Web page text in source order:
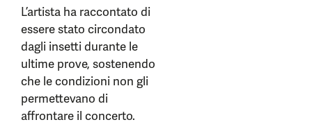
L’artista ha raccontato di
essere stato circondato
dagli insetti durante le
ultime prove, sostenendo
che le condizioni non gli
permettevano di
affrontare il concerto.